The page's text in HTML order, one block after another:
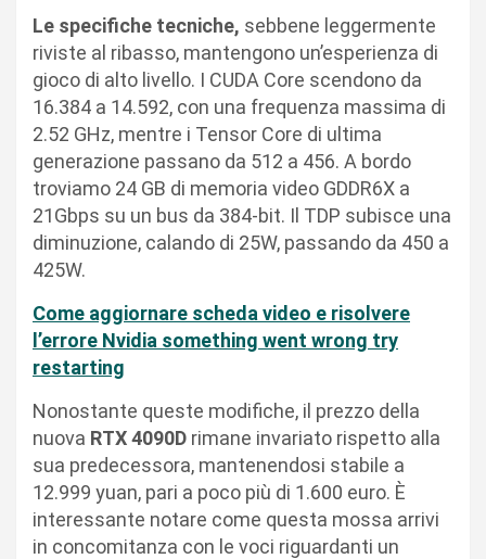
Le specifiche tecniche, sebbene leggermente
riviste al ribasso, mantengono un’esperienza di
gioco di alto livello. I CUDA Core scendono da
16.384 a 14.592, con una frequenza massima di
2.52 GHz, mentre i Tensor Core di ultima
generazione passano da 512 a 456. A bordo
troviamo 24 GB di memoria video GDDR6X a
21Gbps su un bus da 384-bit. Il TDP subisce una
diminuzione, calando di 25W, passando da 450 a
425W.
Come aggiornare scheda video e risolvere
l’errore Nvidia something went wrong try
restarting
Nonostante queste modifiche, il prezzo della
nuova RTX 4090D rimane invariato rispetto alla
sua predecessora, mantenendosi stabile a
12.999 yuan, pari a poco più di 1.600 euro. È
interessante notare come questa mossa arrivi
in concomitanza con le voci riguardanti un